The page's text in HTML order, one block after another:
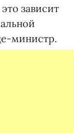
зависит
министр.